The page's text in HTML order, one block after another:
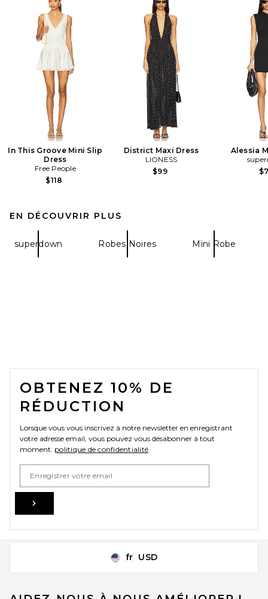
In This Groove Mini Slip
Dress
Free People
$118
District Maxi Dress
LIONESS
$99
Alessia
EN DÉCOUVRIR PLUS
superdown Robes Noires Mini Robe
FOOTER
OBTENEZ 10% DE
RÉDUCTION
Lorsque vous vous inscrivez à notre newsletter en enregistrant
votre adresse email, vous pouvez vous désabonner à tout
moment. politique de confidentialité
Change Country Regions
fr USD